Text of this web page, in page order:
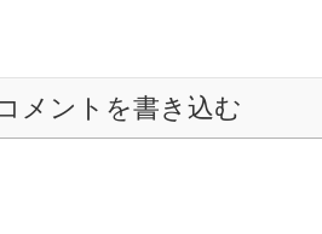
メントを書き込む